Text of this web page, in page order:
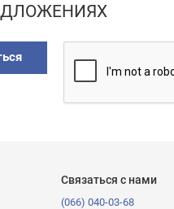
Связаться с нами
(066) 040-03-68